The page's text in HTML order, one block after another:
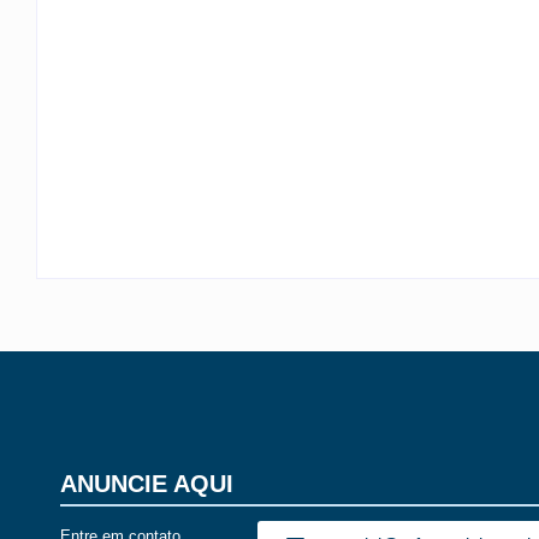
ANUNCIE AQUI